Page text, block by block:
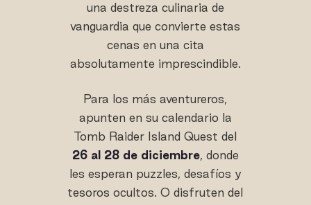
una destreza culinaria de
vanguardia que convierte estas
cenas en una cita
absolutamente imprescindible.
Para los más aventureros,
apunten en su calendario la
Tomb Raider Island Quest del
26 al 28 de diciembre, donde
les esperan puzzles, desafíos y
tesoros ocultos. O disfruten del